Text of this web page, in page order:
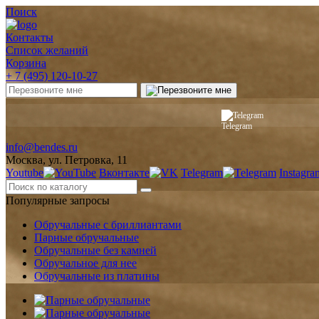
Поиск
Контакты
Список желаний
Корзина
+ 7 (495) 120-10-27
Telegram
info@bendes.ru
Москва, ул. Петровка, 11
Youtube
Вконтакте Telegram
Популярные запросы
Обручальные с бриллиантами
Парные обручальные
Обручальные без камней
Обручальное для нее
Обручальные из платины